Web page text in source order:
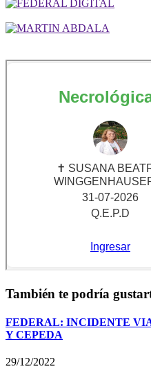
También te podría
FEDERAL: INCIDENTE
Y CEPEDA
29/12/2022